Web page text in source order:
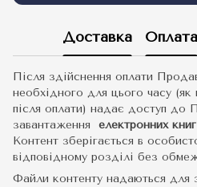
Доставка Оплата
Після здійснення оплати
необхідного для цього часу
після оплати) надає доступ до
завантаження електронних книг
Контент зберігається в
відповідному розділі без
Файли контенту надаються для